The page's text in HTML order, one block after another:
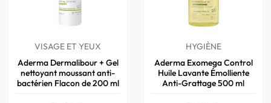
VISAGE ET YEUX
Aderma Dermalibour + Gel
nettoyant moussant anti-
bactérien Flacon de 200 ml
HYGIÈNE
Aderma Exomega Control
Huile Lavante Émolliente
Anti-Grattage 500 ml